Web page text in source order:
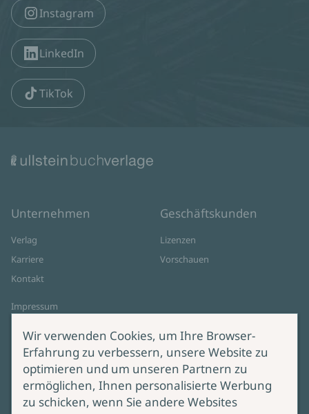
Instagram
LinkedIn
TikTok
Unternehmen
Verlag
Karriere
Kontakt
Impressum
Cookie-Einstellungen
AGB Online Shop
Geschäftskunden
Lizenzen
Vorschauen
Service Produktsicherheit
Wir verwenden Cookies, um Ihre Browser-
Erfahrung zu verbessern, unsere Website zu
optimieren und um unseren Partnern zu
ermöglichen, Ihnen personalisierte Werbung
zu schicken, wenn Sie andere Websites